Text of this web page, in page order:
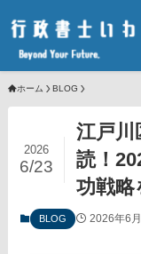
ホーム BLOG
江戸川
読！
功戦略
2026
6/23
BLOG 2026年6